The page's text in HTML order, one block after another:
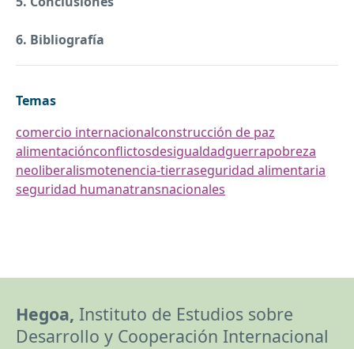
6. Bibliografía
Temas
comercio internacionalconstrucción de paz
alimentaciónconflictosdesigualdadguerrapobreza
neoliberalismotenencia-tierraseguridad alimentaria
seguridad humanatransnacionales
Hegoa, Instituto de Estudios sobre
Desarrollo y Cooperación Internacional